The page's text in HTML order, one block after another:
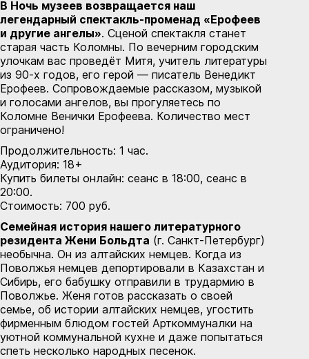
В Ночь музеев возвращается наш
легендарный спектакль-променад «Ерофеев
и другие ангелы». Сценой спектакля станет
старая часть Коломны. По вечерним городским
улочкам вас проведёт Митя, учитель литературы
из 90-х годов, его герой — писатель Венедикт
Ерофеев. Сопровождаемые рассказом, музыкой
и голосами ангелов, вы прогуляетесь по
Коломне Венички Ерофеева. Количество мест
ограничено!
Продолжительность: 1 час.
Аудитория: 18+
Купить билеты онлайн: сеанс в 18:00, сеанс в
20:00.
Стоимость: 700 руб.
Семейная история нашего литературного
резидента Жени Больдта (г. Санкт-Петербург)
необычна. Он из алтайских немцев. Когда из
Поволжья немцев депортировали в Казахстан и
Сибирь, его бабушку отправили в трудармию в
Поволжье. Женя готов рассказать о своей
семье, об истории алтайских немцев, угостить
фирменным блюдом гостей Арткоммуналки на
уютной коммунальной кухне и даже попытаться
спеть несколько народных песенок.